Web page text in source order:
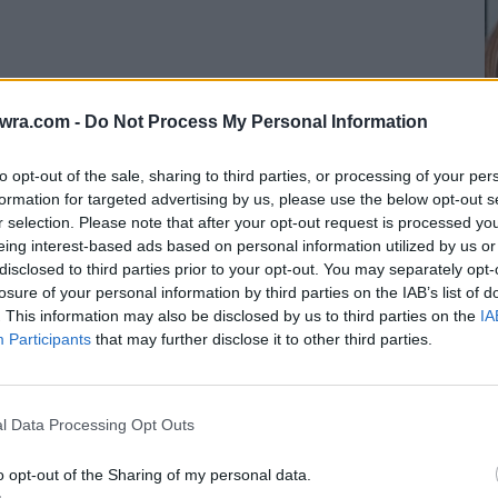
- Do Not Process My Personal Information
opt-out of the sale, sharing to third parties, or processing of your
for targeted advertising by us, please use the below opt-out
selection. Please note that after your opt-out request is processed
interest-based ads based on personal information utilized by us
to third parties prior to your opt-out. You may separately
of your personal information by third parties on the IAB’s list of
This information may also be disclosed by us to third parties on the
Participants that may further disclose it to other third parties.
Data Processing Opt Outs
opt-out of the Sharing of my personal data.
πείθει άλλα 12 ρομπότ σε εκθεσιακό χώρο
να το ακολουθήσουν.
που… παρέσυρε τα δικά της, ήταν από άλλη
ένα τεστ.